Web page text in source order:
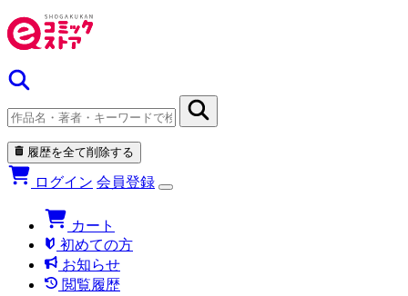
履歴を全て削除する
ログイン 会員登録
カート
初めての方
お知らせ
閲覧履歴